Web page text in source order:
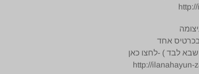
לבד ) -לחצו כאן
http://ilanahayun-